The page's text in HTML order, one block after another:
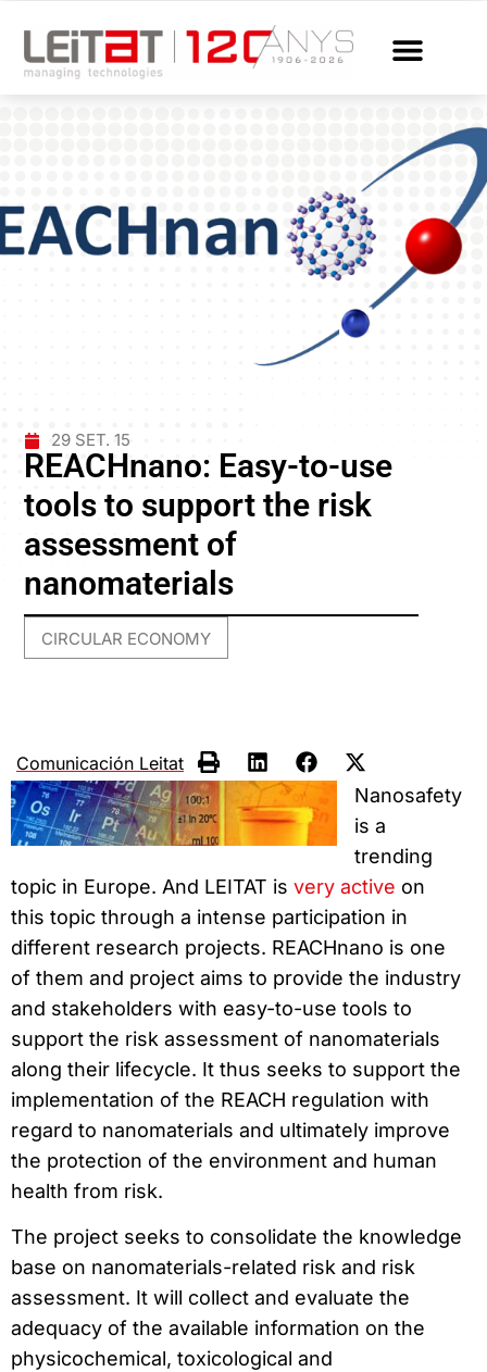
29 SET. 15
REACHnano: Easy-to-use
tools to support the risk
assessment of
nanomaterials
CIRCULAR ECONOMY
Comunicación Leitat
Nanosafety
is a
trending
topic in Europe. And LEITAT is very active on
this topic through a intense participation in
different research projects. REACHnano is one
of them and project aims to provide the industry
and stakeholders with easy-to-use tools to
support the risk assessment of nanomaterials
along their lifecycle. It thus seeks to support the
implementation of the REACH regulation with
regard to nanomaterials and ultimately improve
the protection of the environment and human
health from risk.
The project seeks to consolidate the knowledge
base on nanomaterials-related risk and risk
assessment. It will collect and evaluate the
adequacy of the available information on the
physicochemical, toxicological and